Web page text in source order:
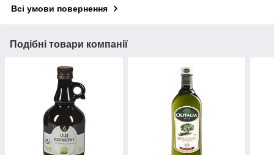
Всі умови повернення
Подібні товари компанії